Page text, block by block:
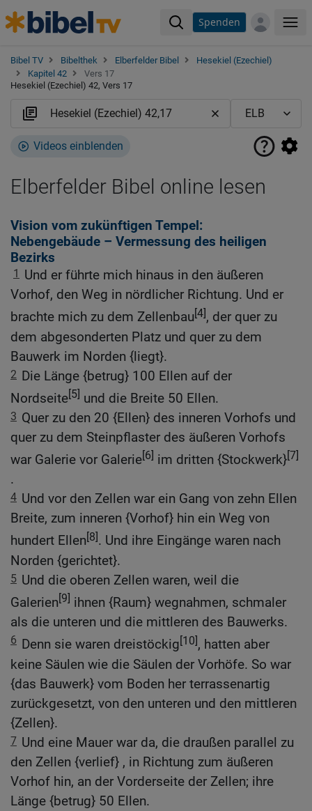
Spenden
Bibel TV Bibelthek Elberfelder Bibel
Hesekiel (Ezechiel)
Kapitel 42
Vers 17
Hesekiel (Ezechiel) 42, Vers 17
Videos einblenden
Elberfelder Bibel online lesen
Vision vom zukünftigen Tempel:
Nebengebäude – Vermessung des heiligen
Bezirks
1
Und er führte mich hinaus in den äußeren
Vorhof, den Weg in nördlicher Richtung. Und er
brachte mich zu dem Zellenbau[4], der quer zu
dem abgesonderten Platz und quer zu dem
Bauwerk im Norden {liegt}.
2 Die Länge {betrug} 100 Ellen auf der
Nordseite[5] und die Breite 50 Ellen.
3 Quer zu den 20 {Ellen} des inneren Vorhofs und
quer zu dem Steinpflaster des äußeren Vorhofs
war Galerie vor Galerie[6] im dritten {Stockwerk}[7]
.
4 Und vor den Zellen war ein Gang von zehn Ellen
Breite, zum inneren {Vorhof} hin ein Weg von
hundert Ellen[8]. Und ihre Eingänge waren nach
Norden {gerichtet}.
5 Und die oberen Zellen waren, weil die
Galerien[9] ihnen {Raum} wegnahmen, schmaler
als die unteren und die mittleren des Bauwerks.
6 Denn sie waren dreistöckig[10], hatten aber
keine Säulen wie die Säulen der Vorhöfe. So war
{das Bauwerk} vom Boden her terrassenartig
zurückgesetzt, von den unteren und den mittleren
{Zellen}.
7 Und eine Mauer war da, die draußen parallel zu
den Zellen {verlief} , in Richtung zum äußeren
Vorhof hin, an der Vorderseite der Zellen; ihre
Länge {betrug} 50 Ellen.